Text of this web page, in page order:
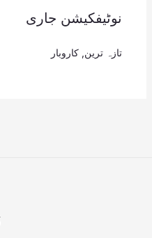
نوٹیفکیشن جاری
تازہ ترین کاروبار